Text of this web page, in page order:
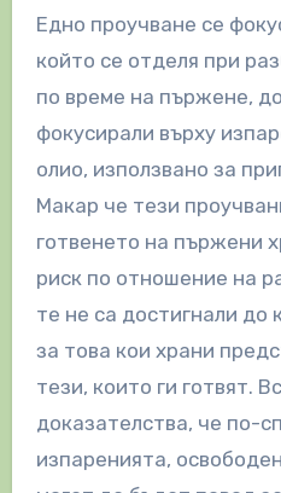
Едно проучване се
който се отделя при
по време на пържене,
фокусирали върху
олио, използвано за
Макар че тези
готвенето на пържени
риск по отношение на
те не са достигнали до
за това кои храни
тези, които ги готвят.
доказателства, че по-
изпаренията,